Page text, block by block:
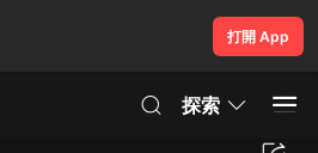
打開 App
探索